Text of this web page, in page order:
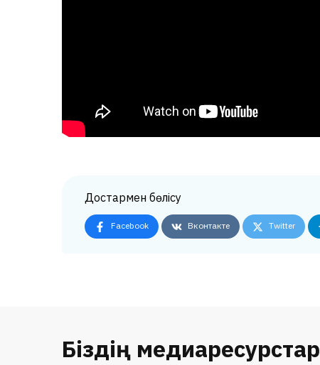
Достармен бөлісу
Facebook Вконтакте Twitter
Біздің медиаресурстар